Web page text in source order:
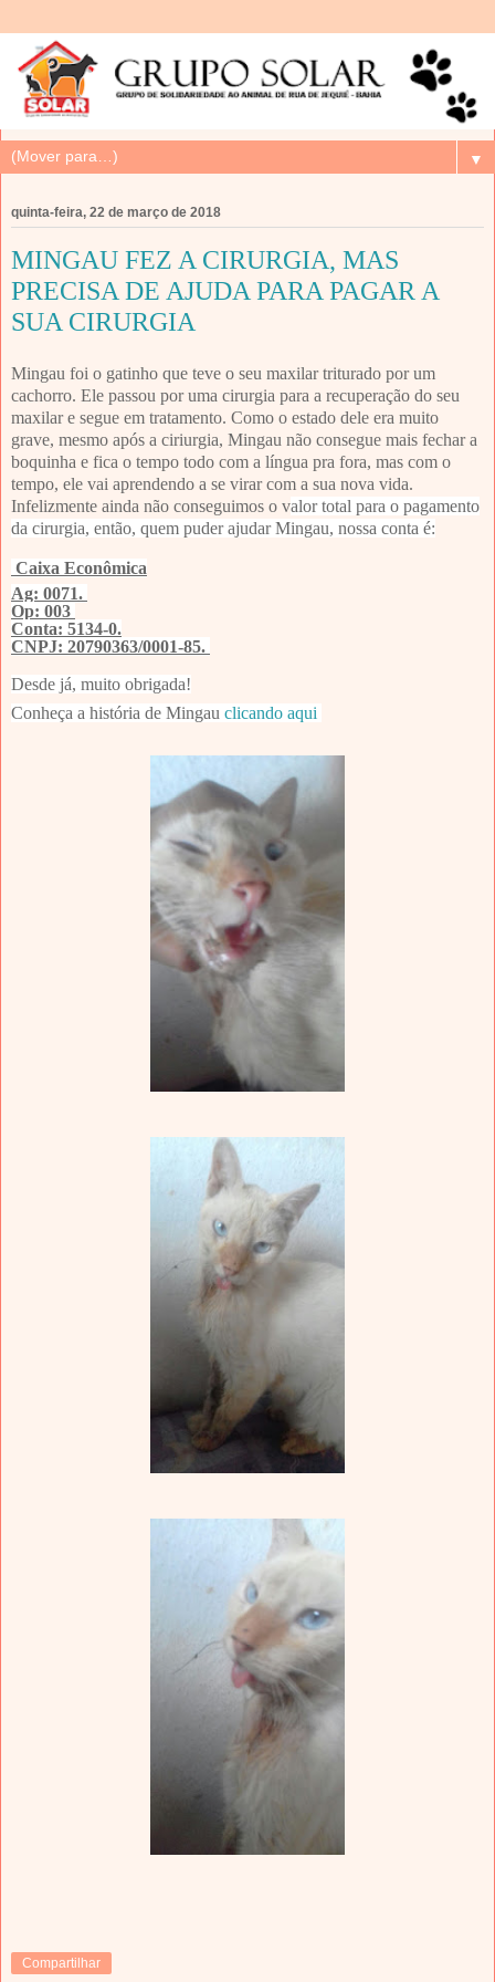
▼
quinta-feira, 22 de março de 2018
MINGAU FEZ A CIRURGIA, MAS
PRECISA DE AJUDA PARA PAGAR A
SUA CIRURGIA
Mingau foi o gatinho que teve o seu maxilar triturado por um
cachorro. Ele passou por uma cirurgia para a recuperação do seu
maxilar e segue em tratamento. Como o estado dele era muito
grave, mesmo após a ciriurgia, Mingau não consegue mais fechar a
boquinha e fica o tempo todo com a língua pra fora, mas com o
tempo, ele vai aprendendo a se virar com a sua nova vida.
Infelizmente ainda não conseguimos o valor total para o pagamento
da cirurgia, então, quem puder ajudar Mingau, nossa conta é:
Caixa Econômica
Ag: 0071.
Op: 003
Conta: 5134-0.
CNPJ: 20790363/0001-85.
Desde já, muito obrigada!
Conheça a história de Mingau clicando aqui
Compartilhar